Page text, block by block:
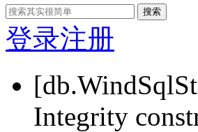
搜索
登录注册
Integrity